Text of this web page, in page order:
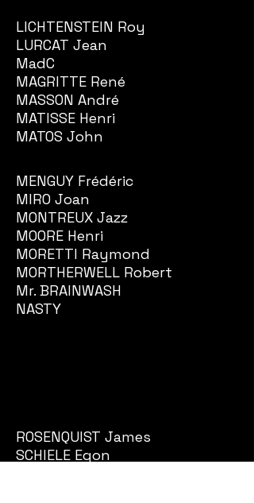
LICHTENSTEIN Roy
LURCAT Jean
MadC
MAGRITTE René
MASSON André
MATISSE Henri
MATOS John
MENGUY Frédéric
MIRO Joan
MONTREUX Jazz
MOORE Henri
MORETTI Raymond
MORTHERWELL Robert
Mr. BRAINWASH
NASTY
ROSENQUIST James
SCHIELE Egon